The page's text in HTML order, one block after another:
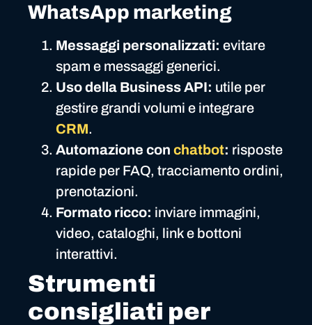
WhatsApp marketing
Messaggi personalizzati: evitare
spam e messaggi generici.
Uso della Business API: utile per
gestire grandi volumi e integrare
CRM.
Automazione con chatbot: risposte
rapide per FAQ, tracciamento ordini,
prenotazioni.
Formato ricco: inviare immagini,
video, cataloghi, link e bottoni
interattivi.
Strumenti
consigliati per